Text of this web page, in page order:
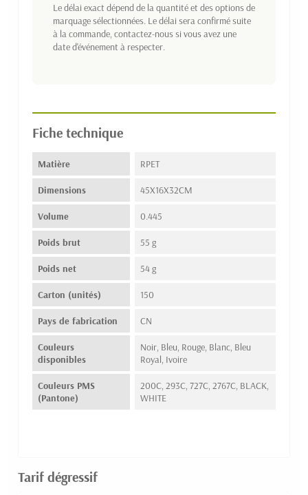
Le délai exact dépend de la quantité et des options de
marquage sélectionnées. Le délai sera confirmé suite
à la commande, contactez-nous si vous avez une
date d'événement à respecter.
Fiche technique
Matière RPET
Dimensions 45X16X32CM
Volume 0.445
Poids brut 55 g
Poids net 54 g
Carton (unités) 150
Pays de fabrication CN
Couleurs
disponibles
Noir, Bleu, Rouge, Blanc, Bleu
Royal, Ivoire
Couleurs PMS
(Pantone)
200C, 293C, 727C, 2767C, BLACK,
WHITE
Tarif dégressif